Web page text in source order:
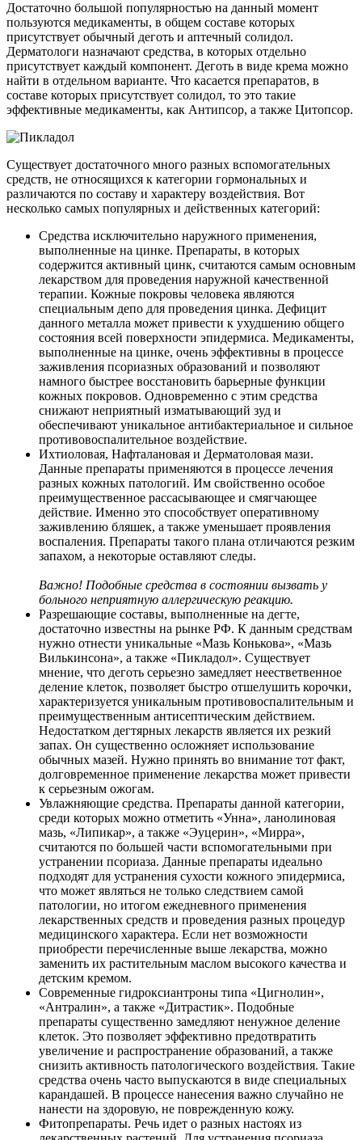
Достаточно большой популярностью на данный момент
пользуются медикаменты, в общем составе которых
присутствует обычный деготь и аптечный солидол.
Дерматологи назначают средства, в которых отдельно
присутствует каждый компонент. Деготь в виде крема можно
найти в отдельном варианте. Что касается препаратов, в
составе которых присутствует солидол, то это такие
эффективные медикаменты, как Антипсор, а также Цитопсор.
Существует достаточного много разных вспомогательных
средств, не относящихся к категории гормональных и
различаются по составу и характеру воздействия. Вот
несколько самых популярных и действенных категорий:
Средства исключительно наружного применения,
выполненные на цинке. Препараты, в которых
содержится активный цинк, считаются самым основным
лекарством для проведения наружной качественной
терапии. Кожные покровы человека являются
специальным депо для проведения цинка. Дефицит
данного металла может привести к ухудшению общего
состояния всей поверхности эпидермиса. Медикаменты,
выполненные на цинке, очень эффективны в процессе
заживления псориазных образований и позволяют
намного быстрее восстановить барьерные функции
кожных покровов. Одновременно с этим средства
снижают неприятный изматывающий зуд и
обеспечивают уникальное антибактериальное и сильное
противовоспалительное воздействие.
Ихтиоловая, Нафталановая и Дерматоловая мази.
Данные препараты применяются в процессе лечения
разных кожных патологий. Им свойственно особое
преимущественное рассасывающее и смягчающее
действие. Именно это способствует оперативному
заживлению бляшек, а также уменьшает проявления
воспаления. Препараты такого плана отличаются резким
запахом, а некоторые оставляют следы.
Важно! Подобные средства в состоянии вызвать у
больного неприятную аллергическую реакцию.
Разрешающие составы, выполненные на дегте,
достаточно известны на рынке РФ. К данным средствам
нужно отнести уникальные «Мазь Конькова», «Мазь
Вилькинсона», а также «Пикладол». Существует
мнение, что деготь серьезно замедляет неестветвенное
деление клеток, позволяет быстро отшелушить корочки,
характеризуется уникальным противовоспалительным и
преимущественным антисептическим действием.
Недостатком дегтярных лекарств является их резкий
запах. Он существенно осложняет использование
обычных мазей. Нужно принять во внимание тот факт,
долговременное применение лекарства может привести
к серьезным ожогам.
Увлажняющие средства. Препараты данной категории,
среди которых можно отметить «Унна», ланолиновая
мазь, «Липикар», а также «Эуцерин», «Мирра»,
считаются по большей части вспомогательными при
устранении псориаза. Данные препараты идеально
подходят для устранения сухости кожного эпидермиса,
что может являться не только следствием самой
патологии, но итогом ежедневного применения
лекарственных средств и проведения разных процедур
медицинского характера. Если нет возможности
приобрести перечисленные выше лекарства, можно
заменить их растительным маслом высокого качества и
детским кремом.
Современные гидроксиантроны типа «Цигнолин»,
«Антралин», а также «Дитрастик». Подобные
препараты существенно замедляют ненужное деление
клеток. Это позволяет эффективно предотвратить
увеличение и распространение образований, а также
снизить активность патологического воздействия. Такие
средства очень часто выпускаются в виде специальных
карандашей. В процессе нанесения важно случайно не
нанести на здоровую, не поврежденную кожу.
Фитопрепараты. Речь идет о разных настоях из